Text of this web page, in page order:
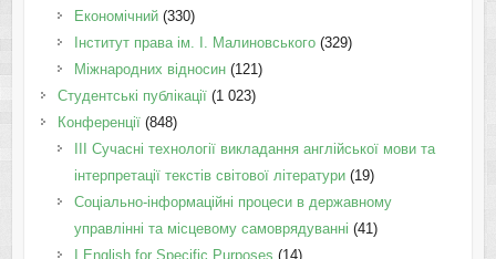
Економічний(330)
Інститут права ім. І. Малиновського(329)
Міжнародних відносин(121)
Студентські публікації(1 023)
Конференції(848)
III Сучасні технології викладання англійської мови та
інтерпретації текстів світової літератури(19)
Соціально-інформаційні процеси в державному
управлінні та місцевому самоврядуванні (41)
І English for Specific Purposes (14)